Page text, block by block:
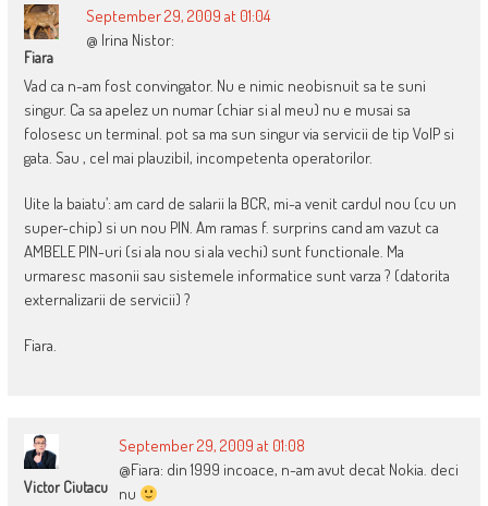
Fiara
September 29, 2009 at 01:04
@ Irina Nistor:
Vad ca n-am fost convingator. Nu e nimic neobisnuit sa te suni
singur. Ca sa apelez un numar (chiar si al meu) nu e musai sa
folosesc un terminal. pot sa ma sun singur via servicii de tip VoIP si
gata. Sau , cel mai plauzibil, incompetenta operatorilor.
Uite la baiatu’: am card de salarii la BCR, mi-a venit cardul nou (cu un
super-chip) si un nou PIN. Am ramas f. surprins cand am vazut ca
AMBELE PIN-uri (si ala nou si ala vechi) sunt functionale. Ma
urmaresc masonii sau sistemele informatice sunt varza ? (datorita
externalizarii de servicii) ?
Fiara.
Victor Ciutacu
September 29, 2009 at 01:08
@Fiara: din 1999 incoace, n-am avut decat Nokia. deci
nu